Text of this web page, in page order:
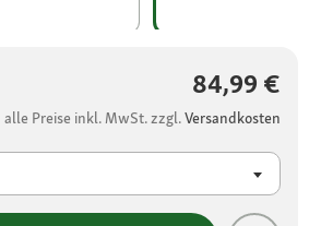
84,99 €
alle Preise inkl. MwSt. zzgl.Versandkosten